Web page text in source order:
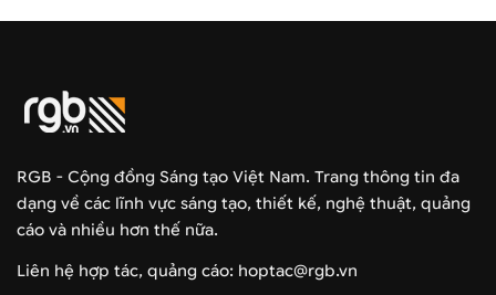
RGB - Cộng đồng Sáng tạo Việt Nam. Trang thông tin đa
dạng về các lĩnh vực sáng tạo, thiết kế, nghệ thuật, quảng
cáo và nhiều hơn thế nữa.
Liên hệ hợp tác, quảng cáo: hoptac@rgb.vn